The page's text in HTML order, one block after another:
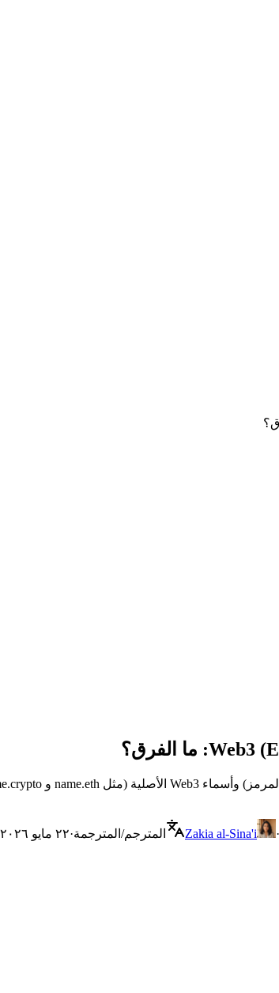
·
Zakia al-Sina'i المترجم/المترجمة·٢٢ مايو ٢٠٢٦